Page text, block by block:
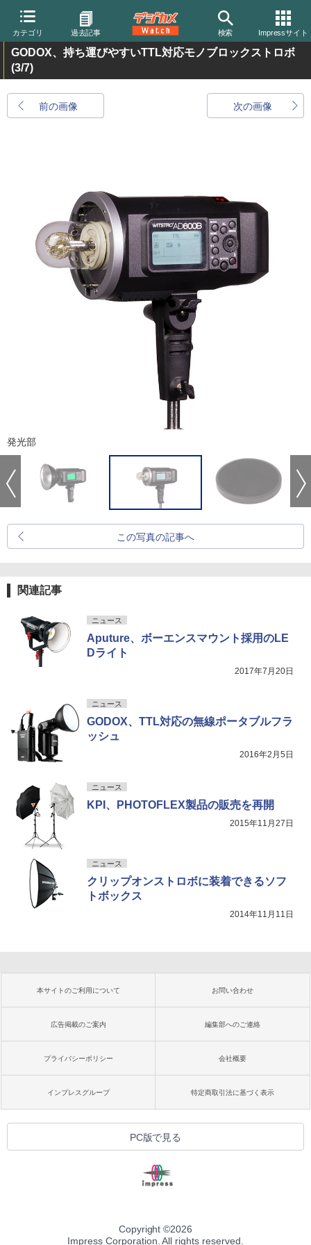
カテゴリ 過去記事 検索 Impressサイト
GODOX、持ち運びやすいTTL対応モノブロックストロボ
(3/7)
前の画像 次の画像
発光部
この写真の記事へ
関連記事
ニュース
Aputure、ボーエンスマウント採用のLE
Dライト
2017年7月20日
ニュース
GODOX、TTL対応の無線ポータブルフラ
ッシュ
2016年2月5日
ニュース
KPI、PHOTOFLEX製品の販売を再開
2015年11月27日
ニュース
クリップオンストロボに装着できるソフ
トボックス
2014年11月11日
本サイトのご利用について お問い合わせ
広告掲載のご案内 編集部へのご連絡
プライバシーポリシー 会社概要
インプレスグループ 特定商取引法に基づく表示
PC版で見る
Copyright ©2026
Impress Corporation. All rights reserved.